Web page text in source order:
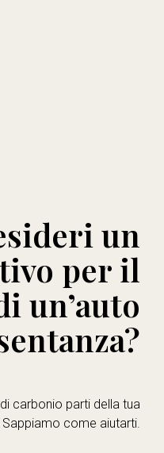
un
per il
un’auto
carbonio parti della tua
come aiutarti.